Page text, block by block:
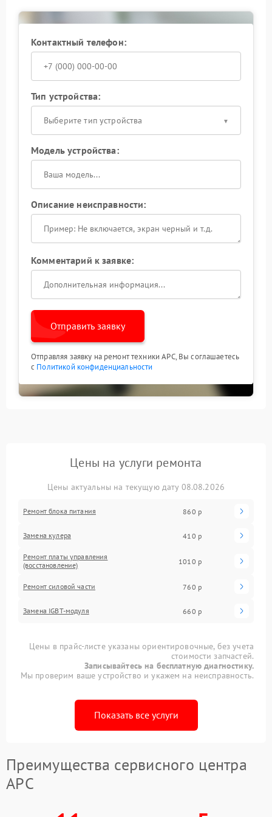
при сильном нагреве корпуса, шумной работе
вентилятора либо внезапных отключениях. После
работает стабильно и не перегревается даже при
Контактный телефон:
Тип устройства:
Выберите тип устройства
Модель устройства:
Описание неисправности:
Комментарий к заявке:
Отправить заявку
Отправляя заявку на ремонт техники APC, Вы соглашаетесь
с Политикой конфиденциальности
Цены на услуги ремонта
Цены актуальны на текущую дату 08.08.2026
Ремонт блока питания 860 р
Замена кулера 410 р
Ремонт платы управления
(восстановление)
1010 р
Ремонт силовой части 760 р
Замена IGBT-модуля 660 р
Цены в прайс-листе указаны ориентировочные, без учета
стоимости запчастей.
Записывайтесь на бесплатную диагностику.
Мы проверим ваше устройство и укажем на неисправность.
Показать все услуги
Преимущества сервисного центра
APC